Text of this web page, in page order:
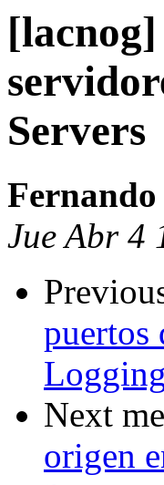
Servers
Jue Abr 4
puertos
Next
origen